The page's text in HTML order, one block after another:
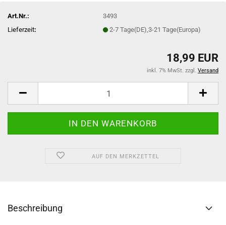
Art.Nr.:
3493
Lieferzeit: 2-7 Tage(DE),3-21 Tage(Europa)
18,99 EUR
inkl. 7% MwSt. zzgl. Versand
AUF DEN MERKZETTEL
Beschreibung